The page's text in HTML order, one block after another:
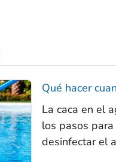
Qué hacer
La caca en el
los pasos
desinfectar el